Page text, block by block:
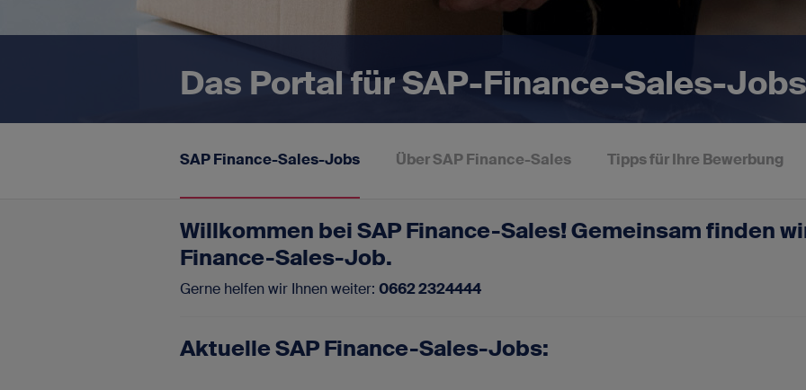
SAP-Portale
Newsletter
Datenschutz
Das Portal für SAP-Finance-Sales-Jobs
SAP Finance-Sales-Jobs Über SAP Finance-Sales Tipps für Ihre Bewerbung
Willkommen bei SAP Finance-Sales! Gemeinsam finden
Finance-Sales-Job.
Gerne helfen wir Ihnen weiter: 0662 2324444
Aktuelle SAP Finance-Sales-Jobs: